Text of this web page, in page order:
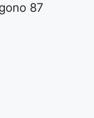
87